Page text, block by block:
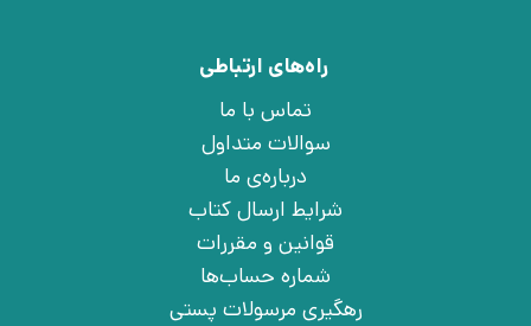
راه‌های ارتباطی
تماس با ما
سوالات متداول
درباره‌ی ما
شرایط ارسال کتاب
قوانین و مقررات
شماره حساب‌ها
رهگیری مرسولات پستی